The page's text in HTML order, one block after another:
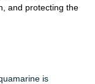
and protecting the
is